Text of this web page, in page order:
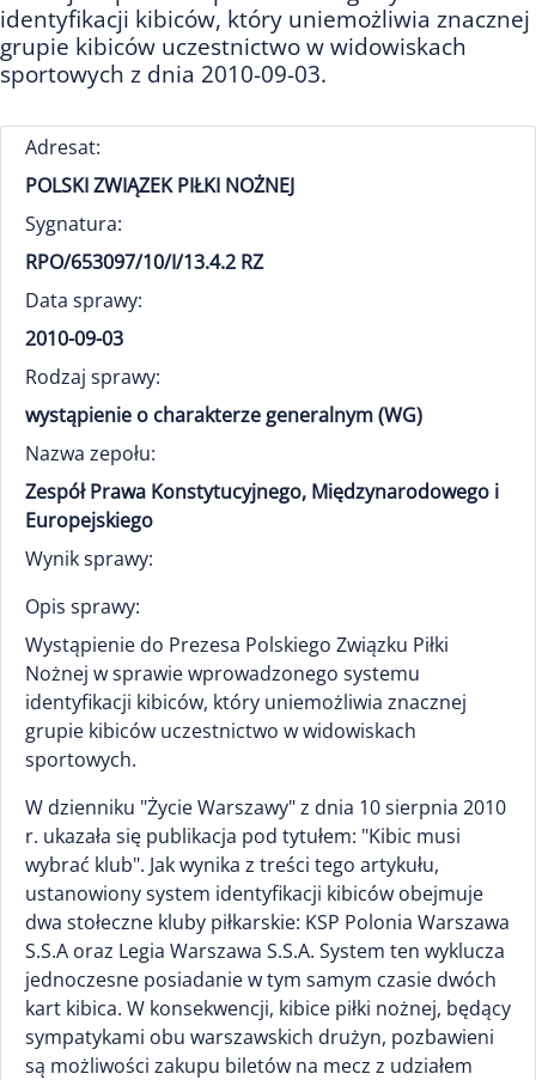
identyfikacji kibiców, który uniemożliwia znacznej
grupie kibiców uczestnictwo w widowiskach
sportowych z dnia 2010-09-03.
Adresat:
POLSKI ZWIĄZEK PIŁKI NOŻNEJ
Sygnatura:
RPO/653097/10/I/13.4.2 RZ
Data sprawy:
2010-09-03
Rodzaj sprawy:
wystąpienie o charakterze generalnym (WG)
Nazwa zepołu:
Zespół Prawa Konstytucyjnego, Międzynarodowego i
Europejskiego
Wynik sprawy:
Opis sprawy:
Wystąpienie do Prezesa Polskiego Związku Piłki
Nożnej w sprawie wprowadzonego systemu
identyfikacji kibiców, który uniemożliwia znacznej
grupie kibiców uczestnictwo w widowiskach
sportowych.
W dzienniku "Życie Warszawy" z dnia 10 sierpnia 2010
r. ukazała się publikacja pod tytułem: "Kibic musi
wybrać klub". Jak wynika z treści tego artykułu,
ustanowiony system identyfikacji kibiców obejmuje
dwa stołeczne kluby piłkarskie: KSP Polonia Warszawa
S.S.A oraz Legia Warszawa S.S.A. System ten wyklucza
jednoczesne posiadanie w tym samym czasie dwóch
kart kibica. W konsekwencji, kibice piłki nożnej, będący
sympatykami obu warszawskich drużyn, pozbawieni
są możliwości zakupu biletów na mecz z udziałem